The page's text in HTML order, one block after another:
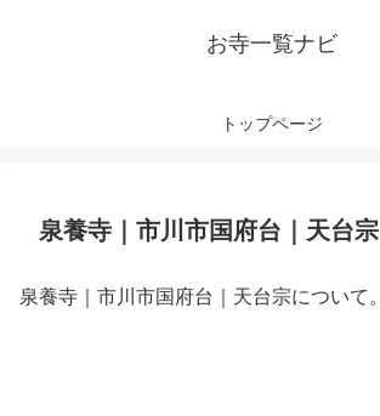
お寺一覧ナビ
トップページ
泉養寺｜市川市国府台｜天台宗
泉養寺｜市川市国府台｜天台宗について。